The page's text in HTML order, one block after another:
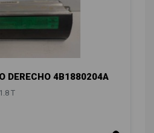
DERECHO 4B1880204A
T